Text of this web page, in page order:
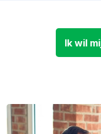
Ik wil